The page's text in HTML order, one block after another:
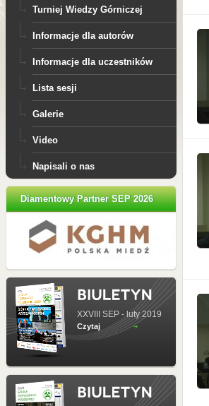
Turniej Wiedzy Górniczej
Informacje dla autorów
Informacje dla uczestników
Lista sesji
Galerie
Video
Napisali o nas
Diamentowy Partner SEP 2026
XXVIII SEP - luty 2019
Czytaj